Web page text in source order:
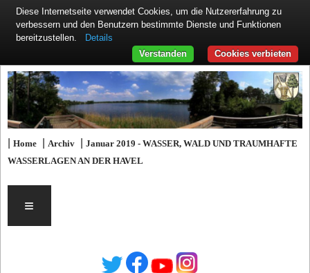
|Home |Archiv |Januar 2019 - WASSER, WALD UND TRAUMHAFTE
WASSERLAGEN AN DER HAVEL
≡
Diese Internetseite verwendet Cookies, um die Nutzererfahrung zu
verbessern und den Benutzern bestimmte Dienste und Funktionen
bereitzustellen.
Details
Cookies verbieten
Verstanden